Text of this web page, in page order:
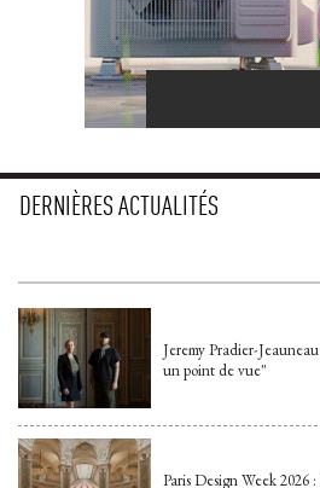
DERNIÈRES ACTUALITÉS
Jeremy Pradier-
un point de vue"
Paris Design Week 2026